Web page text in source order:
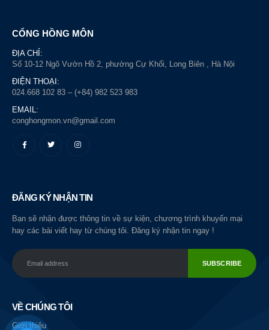
CỔNG HỒNG MÔN
ĐỊA CHỈ:
Số 10-12 Ngõ Vườn Hồ 2, phường Cự Khối, Long Biên , Hà Nội
ĐIỆN THOẠI:
024.668 102 83 – (+84) 982 523 983
EMAIL:
conghongmon.vn@gmail.com
ĐĂNG KÝ NHẬN TIN
Bạn sẽ nhận được thông tin về sự kiện, chương trình khuyến mại
hay các bài viết hay từ chúng tôi. Đăng ký nhận tin ngay !
VỀ CHÚNG TÔI
Giới thiệu